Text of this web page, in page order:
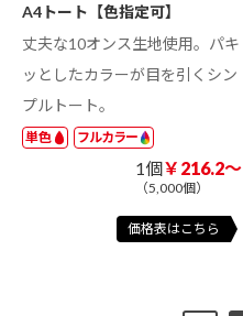
A4トート【色指定可】
丈夫な10オンス生地使用。パキ
ッとしたカラーが目を引くシン
プルトート。
単色 フルカラー
1個￥216.2～
（5,000個）
価格表はこちら